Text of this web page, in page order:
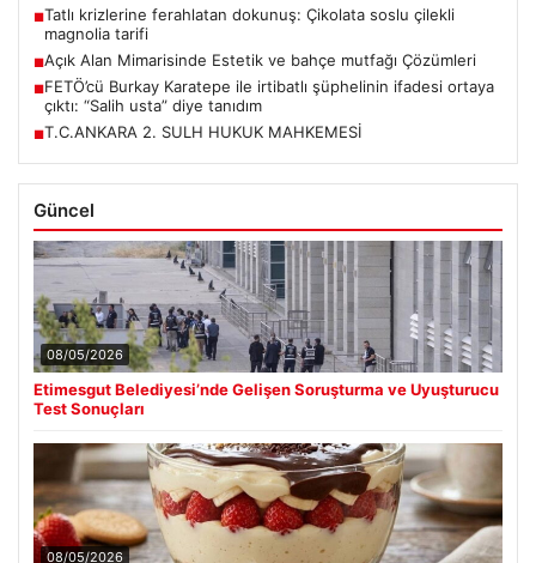
■Tatlı krizlerine ferahlatan dokunuş: Çikolata soslu çilekli
magnolia tarifi
■Açık Alan Mimarisinde Estetik ve bahçe mutfağı Çözümleri
■FETÖ’cü Burkay Karatepe ile irtibatlı şüphelinin ifadesi ortaya
çıktı: “Salih usta” diye tanıdım
■T.C.ANKARA 2. SULH HUKUK MAHKEMESİ
Güncel
08/05/2026
Etimesgut Belediyesi’nde Gelişen Soruşturma ve Uyuşturucu
Test Sonuçları
08/05/2026